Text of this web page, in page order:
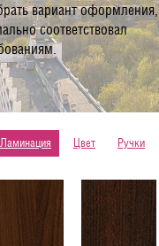
вариант оформления,
соответствовал
Ламинация Цвет Ручки